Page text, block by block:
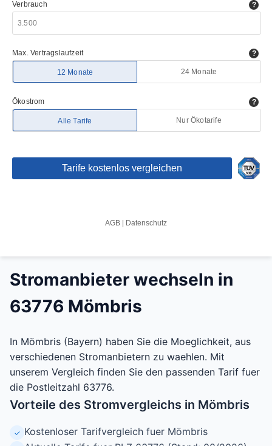
Stromanbieter wechseln in
63776 Mömbris
In Mömbris (Bayern) haben Sie die Moeglichkeit, aus
verschiedenen Stromanbietern zu waehlen. Mit
unserem Vergleich finden Sie den passenden Tarif fuer
die Postleitzahl 63776.
Vorteile des Stromvergleichs in Mömbris
✓ Kostenloser Tarifvergleich fuer Mömbris